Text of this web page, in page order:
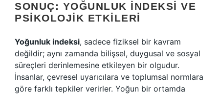
SONUÇ: YOĞUNLUK İNDEKSI VE
PSIKOLOJIK ETKILERI
Yoğunluk indeksi, sadece fiziksel bir kavram
değildir; aynı zamanda bilişsel, duygusal ve sosyal
süreçleri derinlemesine etkileyen bir olgudur.
İnsanlar, çevresel uyarıcılara ve toplumsal normlara
göre farklı tepkiler verirler. Yoğun bir ortamda